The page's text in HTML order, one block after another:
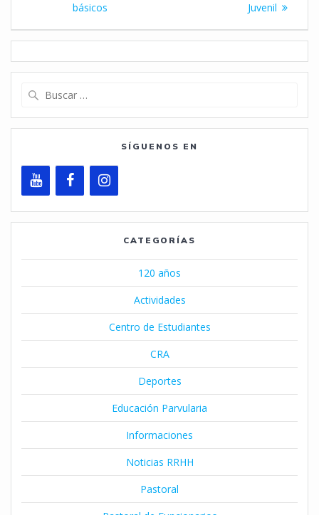
entradas
básicos
Juvenil
SÍGUENOS EN
CATEGORÍAS
120 años
Actividades
Centro de Estudiantes
CRA
Deportes
Educación Parvularia
Informaciones
Noticias RRHH
Pastoral